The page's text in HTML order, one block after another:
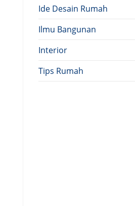
Ide Desain Rumah
Ilmu Bangunan
Interior
Tips Rumah